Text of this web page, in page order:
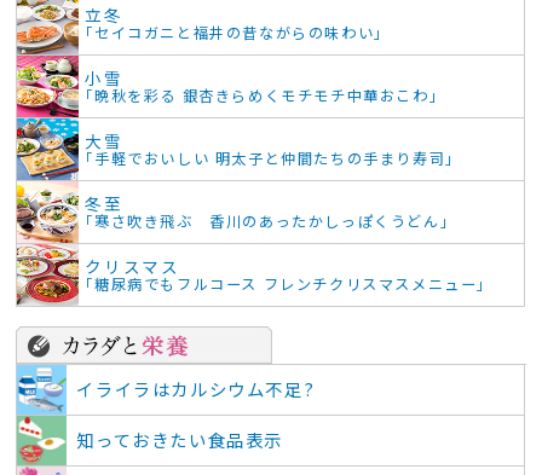
立冬
「セイコガニと福井の昔ながらの味わい」
小雪
「晩秋を彩る 銀杏きらめくモチモチ中華おこわ」
大雪
「手軽でおいしい 明太子と仲間たちの手まり寿司」
冬至
「寒さ吹き飛ぶ 香川のあったかしっぽくうどん」
クリスマス
「糖尿病でもフルコース フレンチクリスマスメニュー」
イライラはカルシウム不足?
知っておきたい食品表示